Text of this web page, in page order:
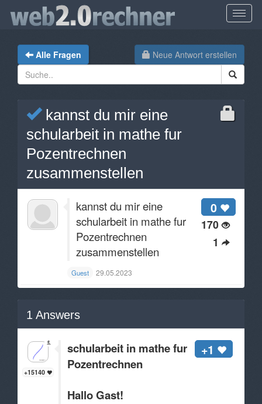
Neue Antwort erstellen
Alle Fragen
kannst du mir eine
schularbeit in mathe fur
Pozentrechnen
zusammenstellen
0
170
1
kannst du mir eine
schularbeit in mathe fur
Pozentrechnen
zusammenstellen
Guest 29.05.2023
1 Answers
+15140
+1
schularbeit in mathe fur
Pozentrechnen
Hallo Gast!